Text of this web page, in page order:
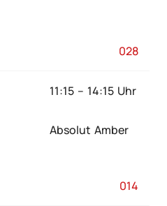
028
11:15 – 14:15 Uhr
Absolut Amber
014